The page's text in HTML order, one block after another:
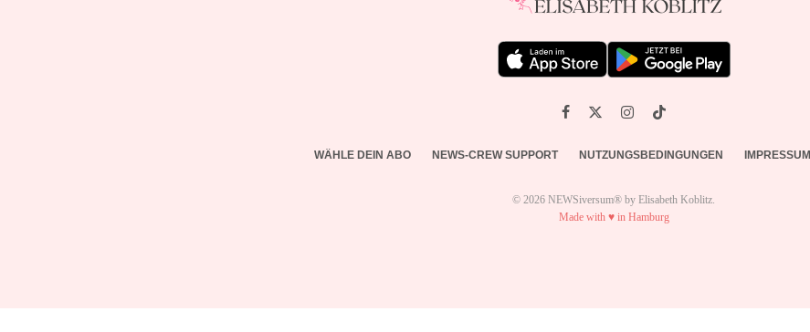
WÄHLE DEIN ABO NEWS-CREW SUPPORT NUTZUNGSBEDINGUNGEN IMPRESSUM
© 2026 NEWSiversum® by Elisabeth Koblitz.
Made with ♥ in Hamburg